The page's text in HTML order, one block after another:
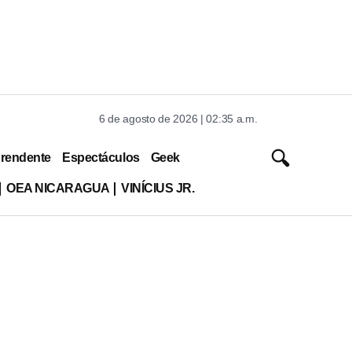
6 de agosto de 2026 | 02:35 a.m.
Espectáculos Geek
OEA NICARAGUA VINÍCIUS JR.